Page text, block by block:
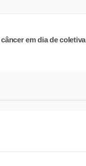
em dia de coletiva